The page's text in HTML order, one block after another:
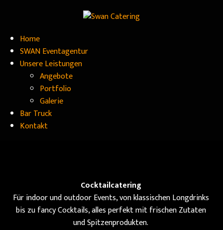
Home
SWAN Eventagentur
Unsere Leistungen
Angebote
Portfolio
Galerie
Bar Truck
Kontakt
Cocktailcatering
Für indoor und outdoor Events, von klassischen Longdrinks
bis zu fancy Cocktails, alles perfekt mit frischen Zutaten
und Spitzenprodukten.